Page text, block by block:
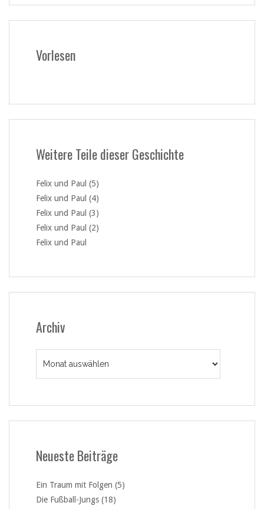
Vorlesen
Weitere Teile dieser Geschichte
Felix und Paul (5)
Felix und Paul (4)
Felix und Paul (3)
Felix und Paul (2)
Felix und Paul
Archiv
Neueste Beiträge
Ein Traum mit Folgen (5)
Die Fußball-Jungs (18)